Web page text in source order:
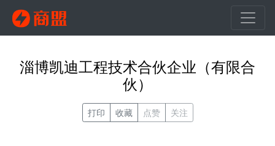
淄博凯迪工程技术合伙企业（有限合
伙）
打印 收藏 点赞 关注